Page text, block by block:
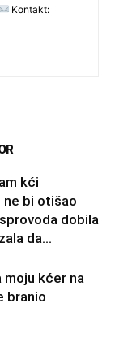
Kontakt:
kći
ne bi otišao
dobila
da...
moju kćer na
branio